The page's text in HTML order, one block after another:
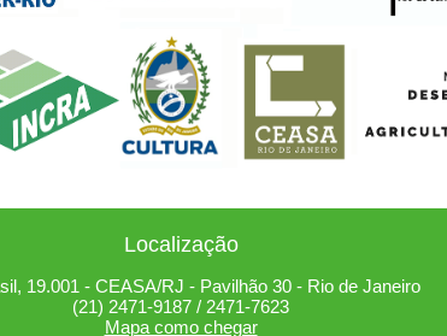
Localização
19.001 - CEASA/RJ - Pavilhão 30 - Rio de Janeiro
(21) 2471-9187 / 2471-7623
Mapa como chegar